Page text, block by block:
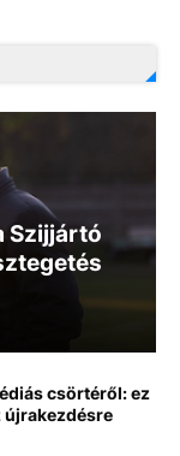
Szijjártó
csörtéről: ez
újrakezdésre